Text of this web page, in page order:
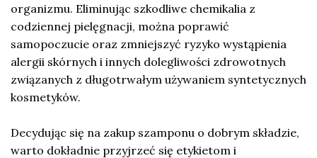
organizmu. Eliminując szkodliwe chemikalia z
codziennej pielęgnacji, można poprawić
samopoczucie oraz zmniejszyć ryzyko wystąpienia
alergii skórnych i innych dolegliwości zdrowotnych
związanych z długotrwałym używaniem syntetycznych
kosmetyków.
Decydując się na zakup szamponu o dobrym składzie,
warto dokładnie przyjrzeć się etykietom i